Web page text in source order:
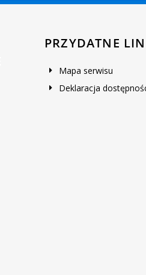
PRZYDATNE
Mapa serwisu
Deklaracja